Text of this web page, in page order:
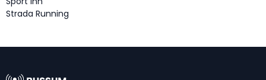
Strada Running